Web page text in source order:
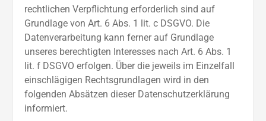
rechtlichen Verpflichtung erforderlich sind auf
Grundlage von Art. 6 Abs. 1 lit. c DSGVO. Die
Datenverarbeitung kann ferner auf Grundlage
unseres berechtigten Interesses nach Art. 6 Abs. 1
lit. f DSGVO erfolgen. Über die jeweils im Einzelfall
einschlägigen Rechtsgrundlagen wird in den
folgenden Absätzen dieser Datenschutzerklärung
informiert.